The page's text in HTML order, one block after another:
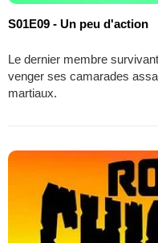
S01E09 - Un peu d'action
Le dernier membre
venger ses camarades
martiaux.